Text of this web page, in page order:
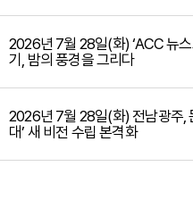
2026년 7월 28일(화) ‘ACC 뉴
기, 밤의 풍경을 그리다
2026년 7월 28일(화) 전남광주,
대’ 새 비전 수립 본격화